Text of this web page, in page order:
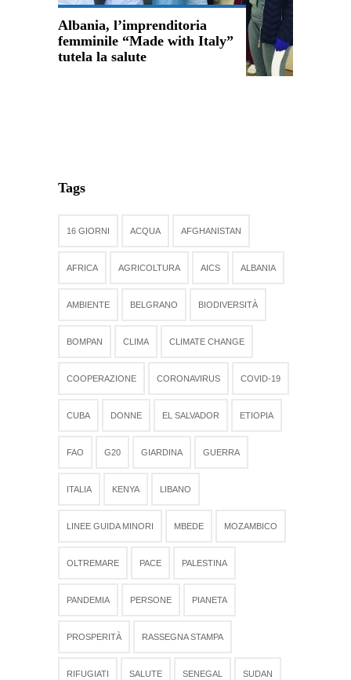
Albania, l’imprenditoria
femminile “Made with Italy”
tutela la salute
Tags
16 GIORNI ACQUA AFGHANISTAN
AFRICA AGRICOLTURA AICS ALBANIA
AMBIENTE BELGRANO BIODIVERSITÀ
BOMPAN CLIMA CLIMATE CHANGE
COOPERAZIONE CORONAVIRUS COVID-19
CUBA DONNE EL SALVADOR ETIOPIA
FAO G20 GIARDINA GUERRA
ITALIA KENYA LIBANO
LINEE GUIDA MINORI MBEDE MOZAMBICO
OLTREMARE PACE PALESTINA
PANDEMIA PERSONE PIANETA
PROSPERITÀ RASSEGNA STAMPA
RIFUGIATI SALUTE SENEGAL SUDAN